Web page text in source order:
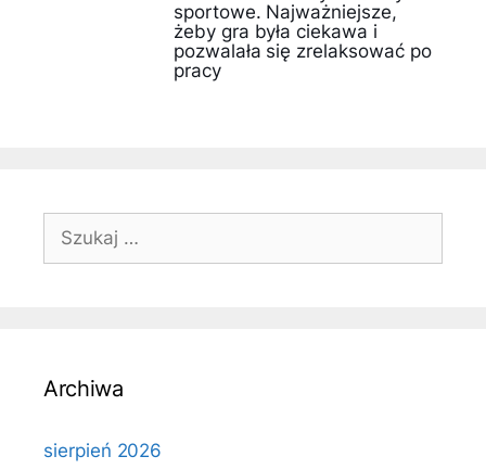
sportowe. Najważniejsze,
żeby gra była ciekawa i
pozwalała się zrelaksować po
pracy
Szukaj:
Archiwa
sierpień 2026